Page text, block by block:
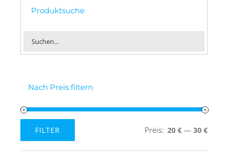
Produktsuche
Nach Preis filtern
Preis
Preis
FILTER Preis: 20 € — 30 €